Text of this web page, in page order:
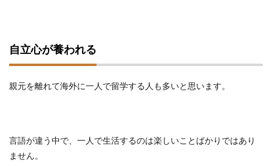
自立心が養われる
親元を離れて海外に一人で留学する人も多いと思います。
言語が違う中で、一人で生活するのは楽しいことばかりではあり
ません。